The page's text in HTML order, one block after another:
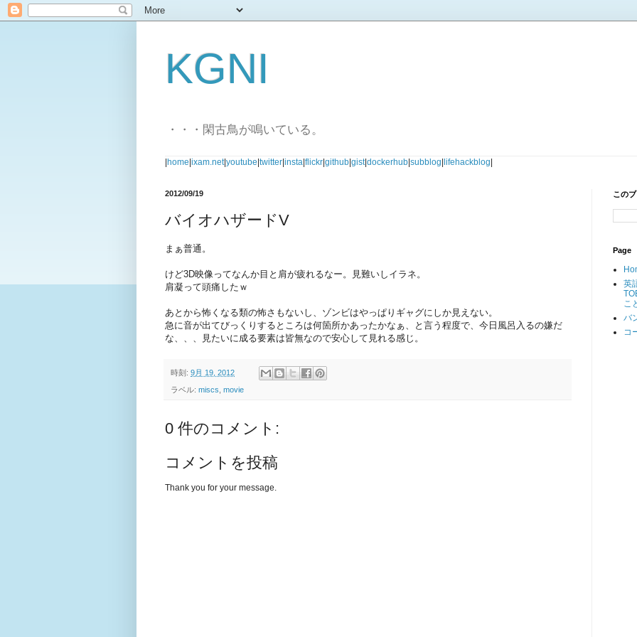
KGNI
・・・閑古鳥が鳴いている。
home ixam.net|youtube twitter insta flickr github gist|dockerhub subblog lifehackblog
2012/09/19
バイオハザードV
まぁ普通。
けど3D映像ってなんか目と肩が疲れるなー。見難いしイラネ。
肩凝って頭痛したｗ
あとから怖くなる類の怖さもないし、ゾンビはやっぱりギャグにしか見えない。
急に音が出てびっくりするところは何箇所かあったかなぁ、と言う程度で、今日風呂入るの嫌だ
な、、、見たいに成る要素は皆無なので安心して見れる感じ。
時刻: 9月 19, 2012
ラベル: miscs, movie
0 件のコメント:
コメントを投稿
Thank you for your message.
この
Page
英
こ
バ
コ